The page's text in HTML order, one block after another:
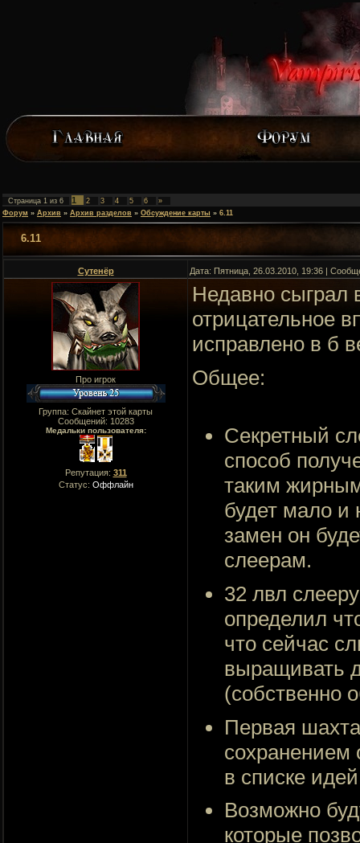
Страница 1 из 6 1 2 3 4 5 6
»
Форум » Архив » Архив разделов » Обсуждение карты » 6.11
6.11
Сутенёр Дата: Пятница, 26.03.2010, 19:36 |
Про игрок
Группа: Скайнет этой карты
Сообщений: 10283
Медальки пользователя:
Репутация: 311
Статус: Оффлайн
Недавно сыграл
отрицательное
исправлено в б
Общее:
Секретный
способ
таким жирным
будет мало и
замен он
слеерам.
32 лвл
определил
что сейчас
выращивать
(собственно
Первая
сохранением
в списке
Возможно
которые